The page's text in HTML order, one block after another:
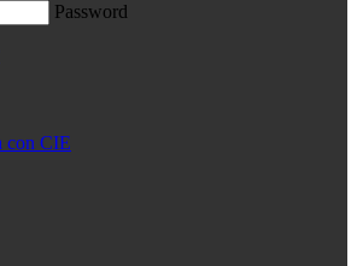
Password
con CIE